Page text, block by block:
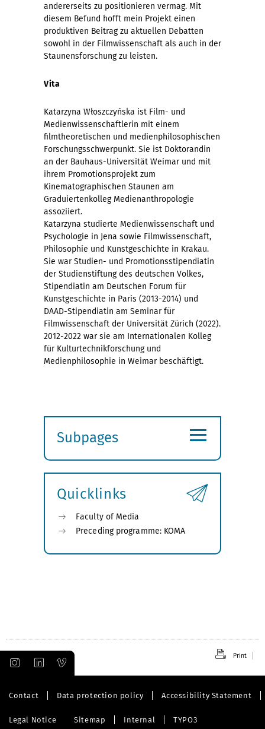
andererseits zu positionieren vermag. Mit
diesem Befund hofft mein Projekt einen
produktiven Beitrag zu aktuellen Debatten
sowohl in der Filmwissenschaft als auch in der
Staunensforschung zu leisten.
Vita
Katarzyna Włoszczyńska ist Film- und
Medienwissenschaftlerin mit einem
filmtheoretischen und medienphilosophischen
Forschungsschwerpunkt. Sie ist Doktorandin
an der Bauhaus-Universität Weimar und mit
ihrem Promotionsprojekt zum
Kinematographischen Staunen am
Graduiertenkolleg Medienanthropologie
assoziiert.
Katarzyna studierte Medienwissenschaft und
Psychologie in Jena sowie Filmwissenschaft,
Philosophie und Kunstgeschichte in Krakau.
Sie war Studien- und Promotionsstipendiatin
der Studienstiftung des deutschen Volkes,
Stipendiatin am Deutschen Forum für
Kunstgeschichte in Paris (2013-2014) und
DAAD-Stipendiatin am Seminar für
Filmwissenschaft der Universität Zürich (2022).
2012-2022 war sie am Internationalen Kolleg
für Kulturtechnikforschung und
Medienphilosophie in Weimar beschäftigt.
Subpages
submenu
≡
Quicklinks
Faculty of Media
Preceding programme: KOMA
Print
Contact Data protection policy Accessibility Statement
Legal Notice Sitemap Internal TYPO3